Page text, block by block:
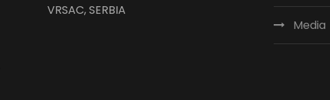
VRSAC, SERBIA
Media